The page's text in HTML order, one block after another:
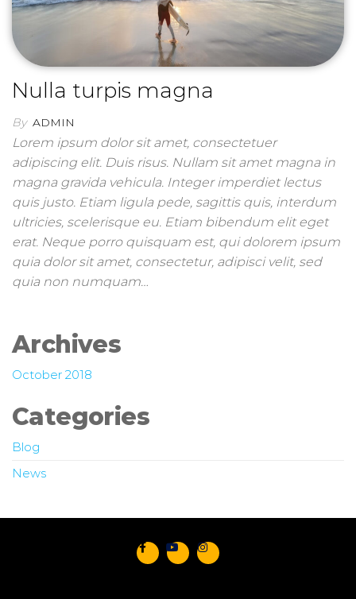
Nulla turpis magna
By ADMIN
Lorem ipsum dolor sit amet, consectetuer
adipiscing elit. Duis risus. Nullam sit amet magna in
magna gravida vehicula. Integer imperdiet lectus
quis justo. Etiam ligula pede, sagittis quis, interdum
ultricies, scelerisque eu. Etiam bibendum elit eget
erat. Neque porro quisquam est, qui dolorem ipsum
quia dolor sit amet, consectetur, adipisci velit, sed
quia non numquam…
Archives
October 2018
Categories
Blog
News